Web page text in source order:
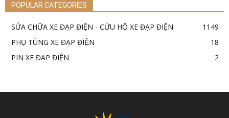
POPULAR CATEGORIES
SỬA CHỮA XE ĐẠP ĐIỆN - CỨU HỘ XE ĐẠP ĐIỆN
1149
PHỤ TÙNG XE ĐẠP ĐIỆN
18
PIN XE ĐẠP ĐIỆN
2